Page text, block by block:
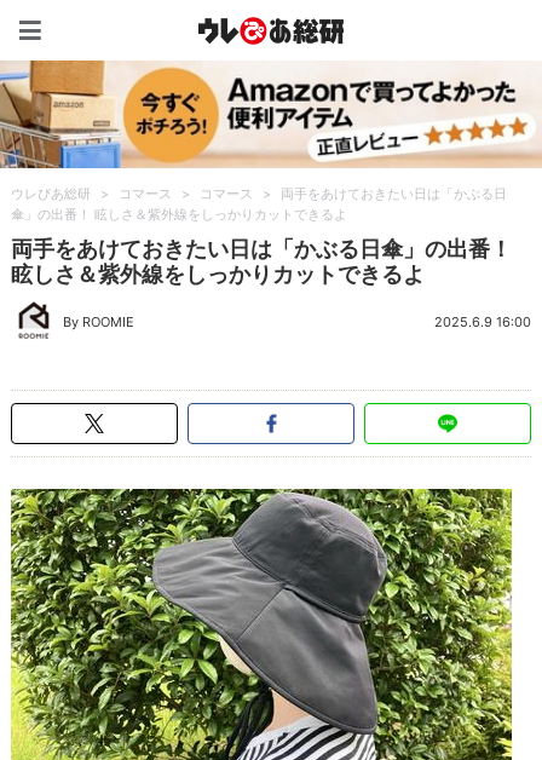
ウレぴあ総研 > コマース > コマース >
両手をあけておきたい日は「かぶる日
傘」の出番！ 眩しさ＆紫外線をしっかりカットできるよ
両手をあけておきたい日は「かぶる日傘」の出番！
眩しさ＆紫外線をしっかりカットできるよ
By ROOMIE 2025.6.9 16:00